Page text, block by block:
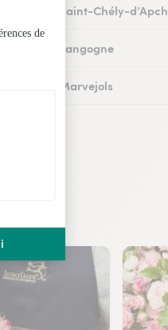
Fleuristes à Saint-Chély-
Fleuristes à Langogne
Fleuristes à Marvejols